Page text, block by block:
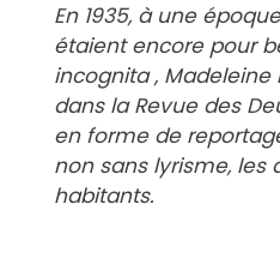
En 1935, à une
étaient encore pour
incognita , Madeleine
dans la Revue des
en forme de
non sans lyrisme, les
habitants.